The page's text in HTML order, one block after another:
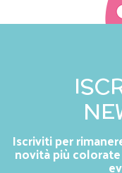
Iscriviti per
novità più